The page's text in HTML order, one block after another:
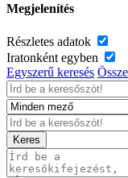
Megjelenítés
Részletes adatok
Iratonként egyben
Egyszerű keresés
Keres